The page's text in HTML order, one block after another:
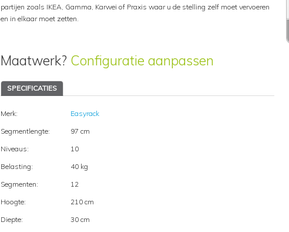
partijen zoals IKEA, Gamma, Karwei of Praxis waar u de stelling zelf moet vervoeren
en in elkaar moet zetten.
Maatwerk? Configuratie aanpassen
SPECIFICATIES
Merk:
Easyrack
Segmentlengte:
97 cm
Niveaus:
10
Belasting:
40 kg
Segmenten:
12
Hoogte:
210 cm
Diepte:
30 cm